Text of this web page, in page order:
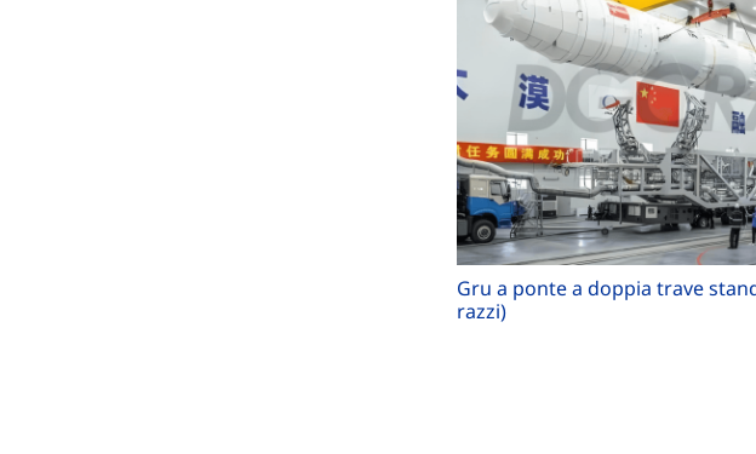
Gru a ponte a doppia trave
razzi)